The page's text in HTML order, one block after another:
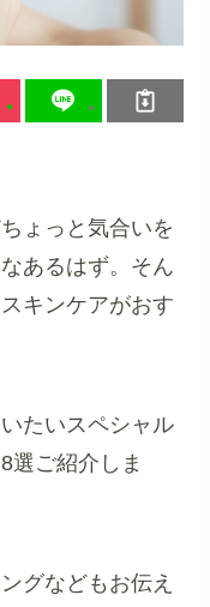
ょっと気合いを
あるはず。そん
キンケアがおす
たいスペシャル
選ご紹介しま
グなどもお伝え